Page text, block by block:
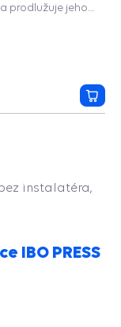
prodlužuje jeho
funkce: PRESS
proti přetížení,
do
instalatéra,
IBO PRESS